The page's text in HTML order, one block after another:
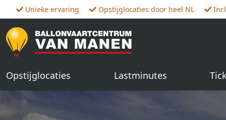
Unieke ervaring Opstijglocaties door heel NL
Opstijglocaties Lastminutes